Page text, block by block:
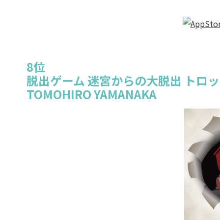
8位
脱出ゲーム 迷宮からの大脱出 トロ
TOMOHIRO YAMANAKA